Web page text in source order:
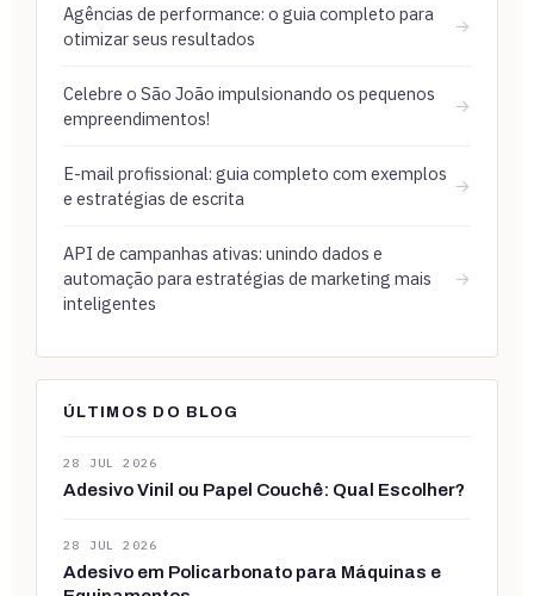
Agências de performance: o guia completo para
otimizar seus resultados
→
Celebre o São João impulsionando os pequenos
empreendimentos!
→
E-mail profissional: guia completo com exemplos
e estratégias de escrita
→
API de campanhas ativas: unindo dados e
automação para estratégias de marketing mais
inteligentes
→
ÚLTIMOS DO BLOG
28 JUL 2026
Adesivo Vinil ou Papel Couchê: Qual Escolher?
28 JUL 2026
Adesivo em Policarbonato para Máquinas e